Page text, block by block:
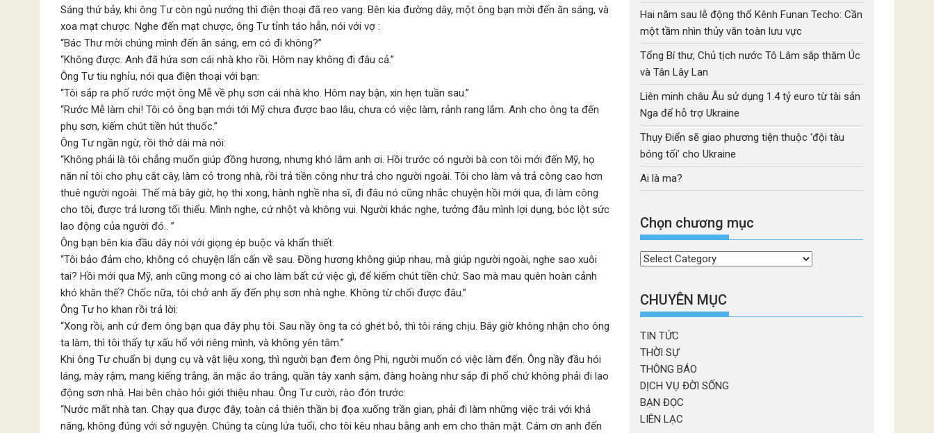
Sáng thứ bảy, khi ông Tư còn ngủ nướng thì điện thoại đã reo vang. Bên kia đường dây, một ông bạn mời đến ăn sáng, và
xoa mạt chược. Nghe đến mạt chược, ông Tư tỉnh táo hẳn, nói với vợ :
“Bác Thư mời chúng mình đến ăn sáng, em có đi không?”
“Không được. Anh đã hứa sơn cái nhà kho rồi. Hôm nay không đi đâu cả.”
Ông Tư tiu nghỉu, nói qua điện thoại với bạn:
“Tôi sắp ra phố rước một ông Mễ về phụ sơn cái nhà kho. Hôm nay bận, xin hẹn tuần sau.”
“Rước Mễ làm chi! Tôi có ông bạn mới tới Mỹ chưa được bao lâu, chưa có việc làm, rảnh rang lắm. Anh cho ông ta đến
phụ sơn, kiếm chút tiền hút thuốc.”
Ông Tư ngần ngừ, rồi thở dài mà nói:
“Không phải là tôi chẳng muốn giúp đồng hương, nhưng khó lắm anh ơi. Hồi trước có người bà con tôi mới đến Mỹ, họ
năn nỉ tôi cho phụ cắt cây, làm cỏ trong nhà, rồi trả tiền công như trả cho người ngoài. Tôi cho làm và trả công cao hơn
thuê người ngoài. Thế mà bây giờ, họ thi xong, hành nghề nha sĩ, đi đâu nó cũng nhắc chuyện hồi mới qua, đi làm công
cho tôi, được trả lương tối thiểu. Mình nghe, cứ nhột và không vui. Người khác nghe, tưởng đâu mình lợi dụng, bóc lột sức
lao động của người đó.. ”
Ông bạn bên kia đầu dây nói với giọng ép buộc và khẩn thiết:
“Tôi bảo đảm cho, không có chuyện lấn cấn về sau. Đồng hương không giúp nhau, mà giúp người ngoài, nghe sao xuôi
tai? Hồi mới qua Mỹ, anh cũng mong có ai cho làm bất cứ việc gì, để kiếm chút tiền chứ. Sao mà mau quên hoàn cảnh
khó khăn thế? Chốc nữa, tôi chở anh ấy đến phụ sơn nhà nghe. Không từ chối được đâu.”
Ông Tư ho khan rồi trả lời:
“Xong rồi, anh cứ đem ông bạn qua đây phụ tôi. Sau nầy ông ta có ghét bỏ, thì tôi ráng chịu. Bây giờ không nhận cho ông
ta làm, thì tôi thấy tự xấu hổ với riêng mình, và không yên tâm.”
Khi ông Tư chuẩn bị dụng cụ và vật liệu xong, thì người bạn đem ông Phi, người muốn có việc làm đến. Ông nầy đầu hói
láng, mày rậm, mang kiếng trắng, ăn mặc áo trắng, quần tây xanh sậm, đàng hoàng như sắp đi phố chứ không phải đi lao
động sơn nhà. Hai bên chào hỏi giới thiệu nhau. Ông Tư cười, rào đón trước:
“Nước mất nhà tan. Chạy qua được đây, toàn cả thiên thần bị đọa xuống trần gian, phải đi làm những việc trái với khả
năng, không đúng với sở nguyện. Chúng ta cùng lứa tuổi, cho tôi kêu nhau bằng anh em cho thân mật. Cám ơn anh đến
Hai năm sau lễ động thổ Kênh Funan Techo: Cần
một tầm nhìn thủy văn toàn lưu vực
Tổng Bí thư, Chủ tịch nước Tô Lâm sắp thăm Úc
và Tân Lây Lan
Liên minh châu Âu sử dụng 1.4 tỷ euro từ tài sản
Nga để hỗ trợ Ukraine
Thụy Điển sẽ giao phương tiện thuộc ‘đội tàu
bóng tối’ cho Ukraine
Ai là ma?
Chọn chương mục
Chọn
mục
CHUYÊN MỤC
TIN TỨC
THỜI SỰ
THÔNG BÁO
DỊCH VỤ ĐỜI SỐNG
BẠN ĐỌC
LIÊN LẠC